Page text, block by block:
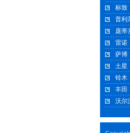
标致
普利
庞蒂
雷诺
萨博
土星
铃木
丰田
沃尔